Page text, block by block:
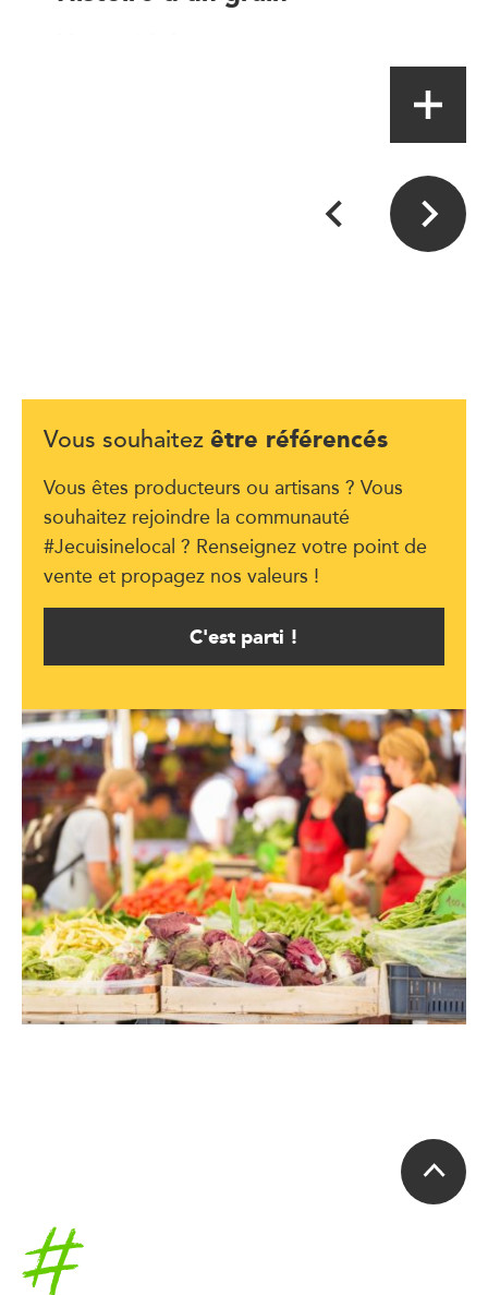
Vous souhaitez être référencés
Vous êtes producteurs ou artisans ? Vous
souhaitez rejoindre la communauté
#Jecuisinelocal ? Renseignez votre point de
vente et propagez nos valeurs !
C'est parti !
Accueil